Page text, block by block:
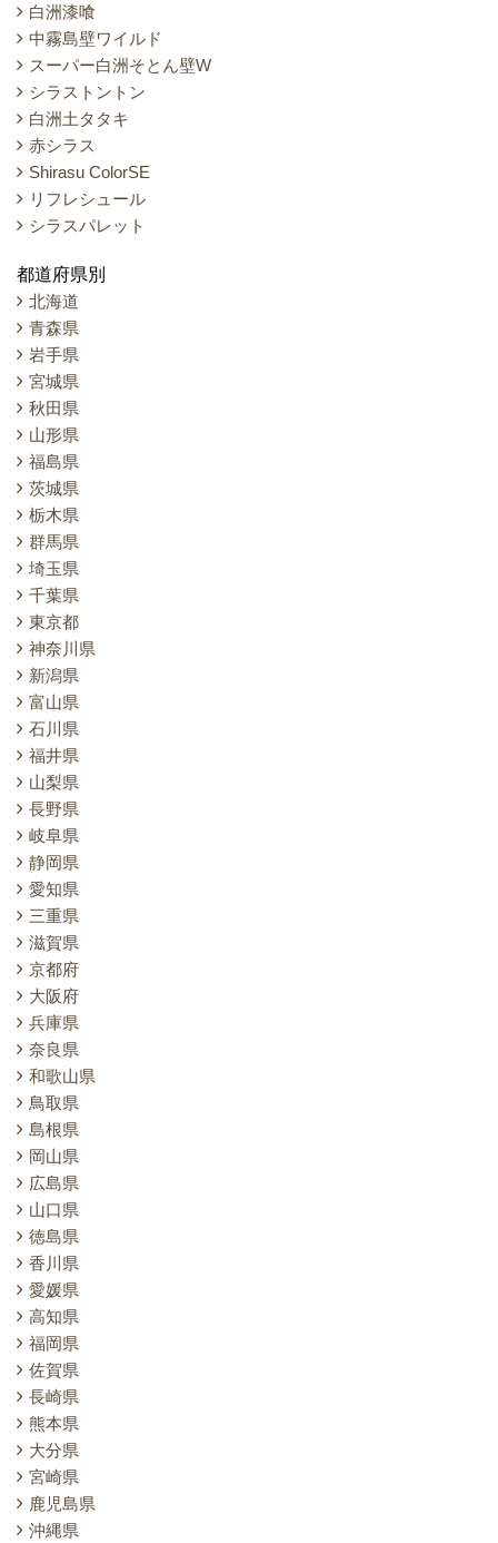
白洲漆喰
中霧島壁ワイルド
スーパー白洲そとん壁W
シラストントン
白洲土タタキ
赤シラス
Shirasu ColorSE
リフレシュール
シラスパレット
都道府県別
北海道
青森県
岩手県
宮城県
秋田県
山形県
福島県
茨城県
栃木県
群馬県
埼玉県
千葉県
東京都
神奈川県
新潟県
富山県
石川県
福井県
山梨県
長野県
岐阜県
静岡県
愛知県
三重県
滋賀県
京都府
大阪府
兵庫県
奈良県
和歌山県
鳥取県
島根県
岡山県
広島県
山口県
徳島県
香川県
愛媛県
高知県
福岡県
佐賀県
長崎県
熊本県
大分県
宮崎県
鹿児島県
沖縄県